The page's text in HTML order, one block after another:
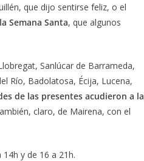
que dijo sentirse feliz, o el
Semana Santa, que algunos
Sanlúcar de Barrameda,
Río, Badolatosa, Écija, Lucena,
de las presentes acudieron a la
claro, de Mairena, con el
y de 16 a 21h.